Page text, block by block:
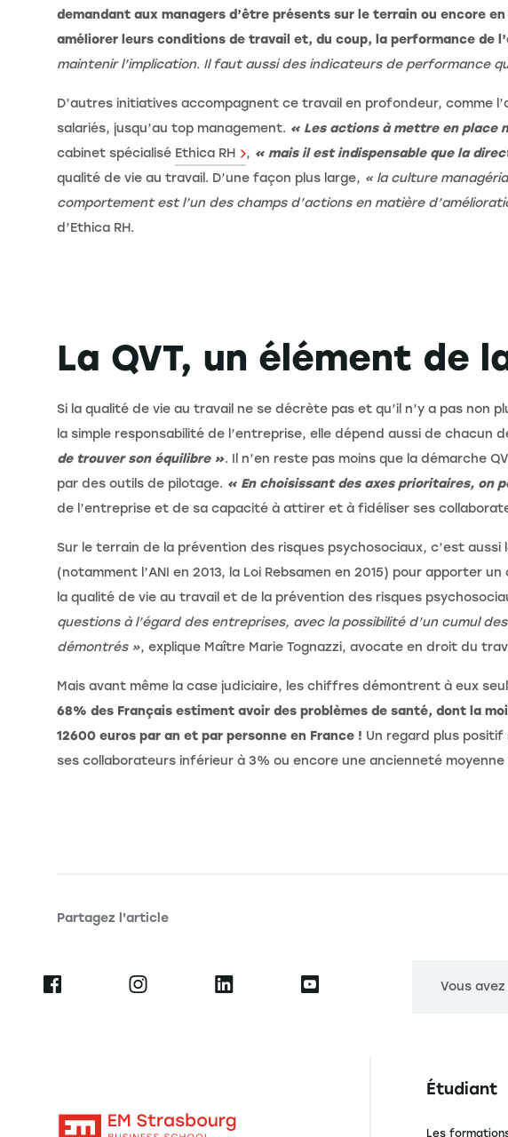
demandant aux managers d’être présents sur le terrain ou encore
améliorer leurs conditions de travail et, du coup, la performance de
maintenir l’implication. Il faut aussi des indicateurs de performance
D’autres initiatives accompagnent ce travail en profondeur, comme
salariés, jusqu’au top management. « Les actions à mettre en place
cabinet spécialisé Ethica RH , « mais il est indispensable que la
qualité de vie au travail. D’une façon plus large, « la culture
comportement est l’un des champs d’actions en matière
d’Ethica RH.
La QVT, un élément de
Si la qualité de vie au travail ne se décrète pas et qu’il n’y a pas
la simple responsabilité de l’entreprise, elle dépend aussi de chacun
de trouver son équilibre ». Il n’en reste pas moins que la démarche
par des outils de pilotage. « En choisissant des axes prioritaires,
de l’entreprise et de sa capacité à attirer et à fidéliser ses
Sur le terrain de la prévention des risques psychosociaux, c’est
(notamment l’ANI en 2013, la Loi Rebsamen en 2015) pour apporter
la qualité de vie au travail et de la prévention des risques
questions à l’égard des entreprises, avec la possibilité d’un cumul
démontrés », explique Maître Marie Tognazzi, avocate en droit du
Mais avant même la case judiciaire, les chiffres démontrent à eux
68% des Français estiment avoir des problèmes de santé, dont la
12600 euros par an et par personne en France ! Un regard plus
ses collaborateurs inférieur à 3% ou encore une ancienneté moyenne
Partagez l'article
Vous
Étudiant
Les